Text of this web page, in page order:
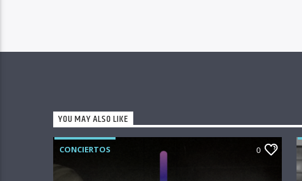
YOU MAY ALSO LIKE
CONCIERTOS 0